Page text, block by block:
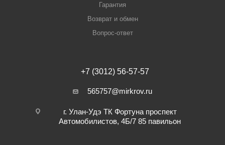
Гарантия
Возврат и обмен
Вопрос-ответ
+7 (3012) 56-57-57
565757@mirkrov.ru
г. Улан-Удэ ​ТК Фортуна​ проспект
Автомобилистов, 4Б/7 ​85 павильон